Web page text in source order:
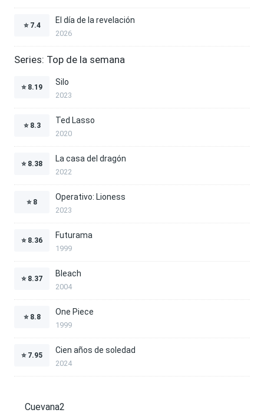
⭐ 7.4
El día de la revelación
2026
Series: Top de la semana
⭐ 8.19
Silo
2023
⭐ 8.3
Ted Lasso
2020
⭐ 8.38
La casa del dragón
2022
⭐ 8
Operativo: Lioness
2023
⭐ 8.36
Futurama
1999
⭐ 8.37
Bleach
2004
⭐ 8.8
One Piece
1999
⭐ 7.95
Cien años de soledad
2024
Cuevana2